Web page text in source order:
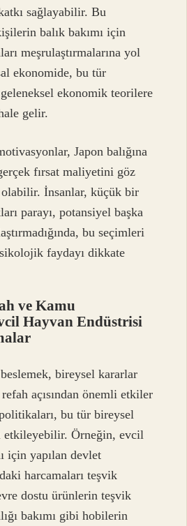
sağlayabilir. Bu
balık bakımı için
meşrulaştırmalarına yol
ekonomide, bu tür
ekonomik teorilere
gelir.
Japon balığına
fırsat maliyetini göz
olabilir. İnsanlar, küçük bir
parayı, potansiyel başka
bu seçimleri
faydayı dikkate
ve Kamu
Hayvan Endüstrisi
beslemek, bireysel kararlar
açısından önemli etkiler
bu tür bireysel
etkileyebilir. Örneğin, evcil
için yapılan devlet
harcamaları teşvik
dostu ürünlerin teşvik
bakımı gibi hobilerin